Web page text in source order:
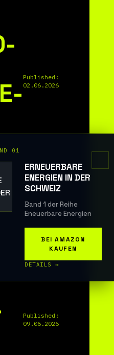
Published:
02.06.2026
Published:
05.06.2026
Published:
09.06.2026
01
ERNEUERBARE
ENERGIEN IN DER
SCHWEIZ
Band 1 der Reihe
Eneuerbare Energien
BEI AMAZON
KAUFEN
DETAILS →